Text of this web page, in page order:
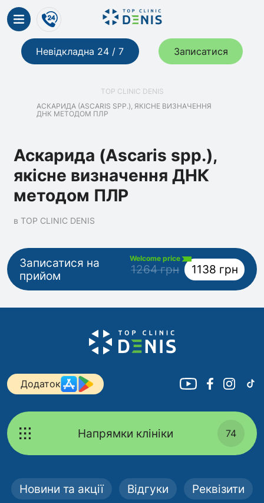
Невідкладна 24 / 7 Записатися
TOP CLINIC DENIS
АСКАРИДА (ASCARIS SPP.), ЯКІСНЕ ВИЗНАЧЕННЯ
ДНК МЕТОДОМ ПЛР
Аскарида (Ascaris spp.),
якісне визначення ДНК
методом ПЛР
в TOP CLINIC DENIS
Записатися на
прийом
Welcome price
1264 грн 1138 грн
Додаток
Напрямки клініки 74
Новини та акції Відгуки Реквізити